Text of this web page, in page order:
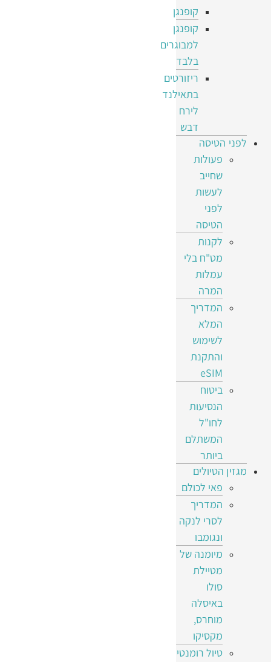
קופנגן
קופנגן
למבוגרים
בלבד
ריזורטים
בתאילנד
לירח
דבש
לפני הטיסה
פעולות
שחייב
לעשות
לפני
הטיסה
לקנות
מט"ח בלי
עמלות
המרה
המדריך
המלא
לשימוש
והתקנת
eSIM
ביטוח
הנסיעות
לחו"ל
המשתלם
ביותר
מגזין הטיולים
פאי לכולם
המדריך
לסרי לנקה
ונגומבו
מיומנה של
מטיילת
סולו
באיסלה
מוחרס,
מקסיקו
טיול רומנטי